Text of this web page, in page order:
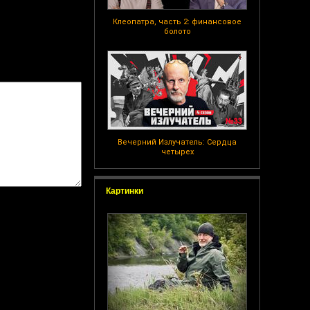
Клеопатра, часть 2: финансовое
болото
Вечерний Излучатель: Сердца
четырех
Картинки